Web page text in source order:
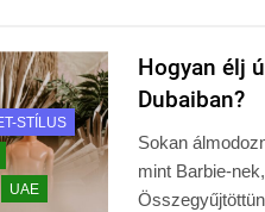
STÍLUS
UAE
Hogyan élj
Dubaiban?
Sokan
mint Barbie-